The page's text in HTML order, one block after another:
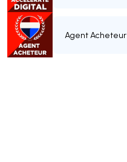
Agent Acheteur